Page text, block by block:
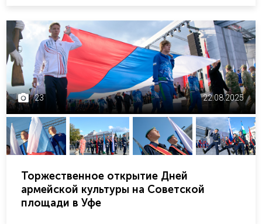
23 22.08.2025
Торжественное открытие Дней
армейской культуры на Советской
площади в Уфе